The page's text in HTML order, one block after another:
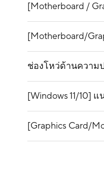
[Motherboard /
[Motherboard/
ช่องโหว่ด้านความ
[Windows 11/10]
[Graphics Card/